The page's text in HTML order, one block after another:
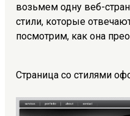
возьмем одну веб-
стили, которые
посмотрим, как она
Страница со стилями